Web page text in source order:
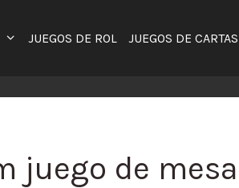
JUEGOS DE ROL JUEGOS DE CARTAS
juego de mesa